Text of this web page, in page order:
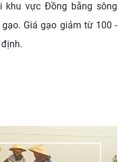
khu vực Đồng bằng sông
Giá gạo giảm từ 100 -